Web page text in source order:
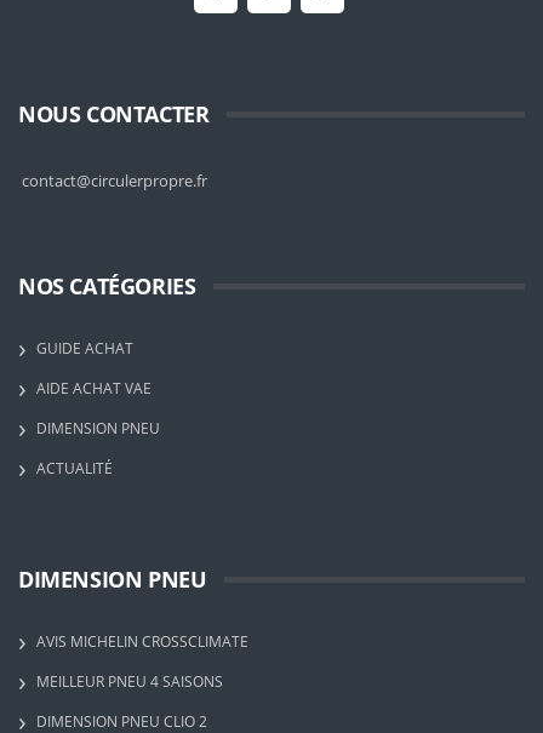
NOUS CONTACTER
contact@circulerpropre.fr
NOS CATÉGORIES
GUIDE ACHAT
AIDE ACHAT VAE
DIMENSION PNEU
ACTUALITÉ
DIMENSION PNEU
AVIS MICHELIN CROSSCLIMATE
MEILLEUR PNEU 4 SAISONS
DIMENSION PNEU CLIO 2